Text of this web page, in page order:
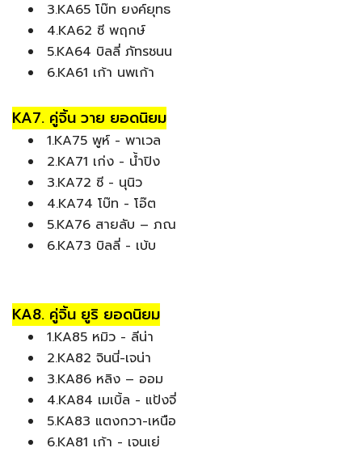
3.KA65 โบ๊ท ยงค์ยุทธ
4.KA62 ซี พฤกษ์
5.KA64 บิลลี่ ภัทรชนน
6.KA61 เก้า นพเก้า
KA7. คู่จิ้น วาย ยอดนิยม
1.KA75 พูห์ - พาเวล
2.KA71 เก่ง - น้ำปิง
3.KA72 ซี - นุนิว
4.KA74 โบ๊ท - โอ๊ต
5.KA76 สายลับ – ภณ
6.KA73 บิลลี่ - เบ้บ
KA8. คู่จิ้น ยูริ ยอดนิยม
1.KA85 หมิว - ลีน่า
2.KA82 จินนี่-เจน่า
3.KA86 หลิง – ออม
4.KA84 เมเบิ้ล - แป้งจี่
5.KA83 แตงกวา-เหนือ
6.KA81 เก้า - เจนเย่